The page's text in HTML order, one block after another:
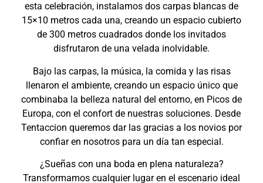
esta celebración, instalamos dos carpas blancas de
15×10 metros cada una, creando un espacio cubierto
de 300 metros cuadrados donde los invitados
disfrutaron de una velada inolvidable.
Bajo las carpas, la música, la comida y las risas
llenaron el ambiente, creando un espacio único que
combinaba la belleza natural del entorno, en Picos de
Europa, con el confort de nuestras soluciones. Desde
Tentaccion queremos dar las gracias a los novios por
confiar en nosotros para un día tan especial.
¿Sueñas con una boda en plena naturaleza?
Transformamos cualquier lugar en el escenario ideal